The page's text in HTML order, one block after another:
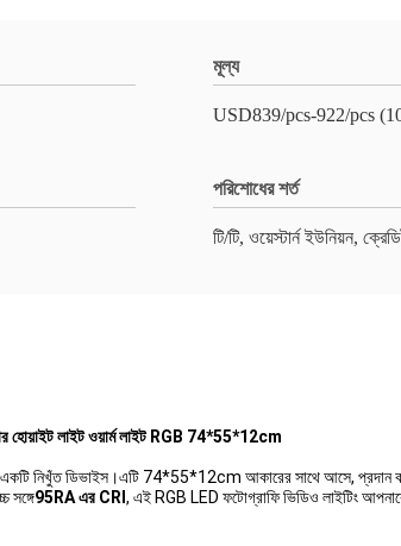
মূল্য
USD839/pcs-922/pcs
পরিশোধের শর্ত
টি/টি, ওয়েস্টার্ন ইউনিয়ন,
লাইট ওয়ার্ম লাইট RGB 74*55*12cm
নিখুঁত ডিভাইস।এটি 74*55*12cm আকারের সাথে আসে, প্রদান
সঙ্গে95RA এর CRI , এই RGB LED ফটোগ্রাফি ভিডিও লাইটিং